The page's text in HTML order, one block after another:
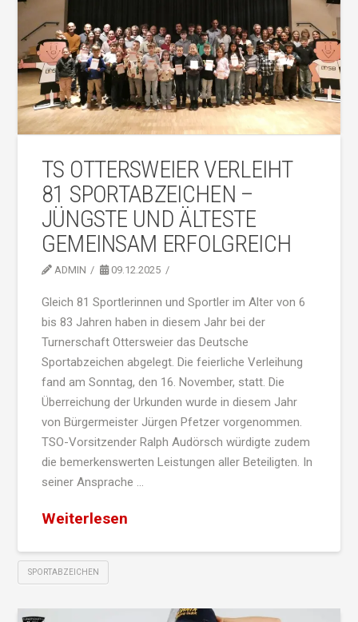
TS OTTERSWEIER VERLEIHT
81 SPORTABZEICHEN –
JÜNGSTE UND ÄLTESTE
GEMEINSAM ERFOLGREICH
ADMIN 09.12.2025
Gleich 81 Sportlerinnen und Sportler im Alter von 6
bis 83 Jahren haben in diesem Jahr bei der
Turnerschaft Ottersweier das Deutsche
Sportabzeichen abgelegt. Die feierliche Verleihung
fand am Sonntag, den 16. November, statt. Die
Überreichung der Urkunden wurde in diesem Jahr
von Bürgermeister Jürgen Pfetzer vorgenommen.
TSO-Vorsitzender Ralph Audörsch würdigte zudem
die bemerkenswerten Leistungen aller Beteiligten. In
seiner Ansprache …
Weiterlesen
SPORTABZEICHEN